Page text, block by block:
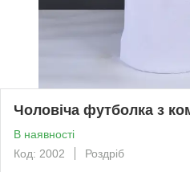
Чоловіча футболка з
В наявності
Код: 2002
Роздріб